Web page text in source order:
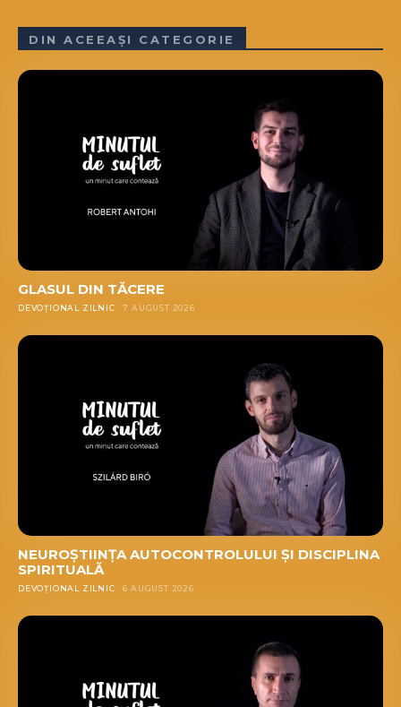
DIN ACEEAȘI CATEGORIE
GLASUL DIN TĂCERE
DEVOȚIONAL ZILNIC 7 AUGUST 2026
NEUROȘTIINȚA AUTOCONTROLULUI ȘI DISCIPLINA
SPIRITUALĂ
DEVOȚIONAL ZILNIC 6 AUGUST 2026